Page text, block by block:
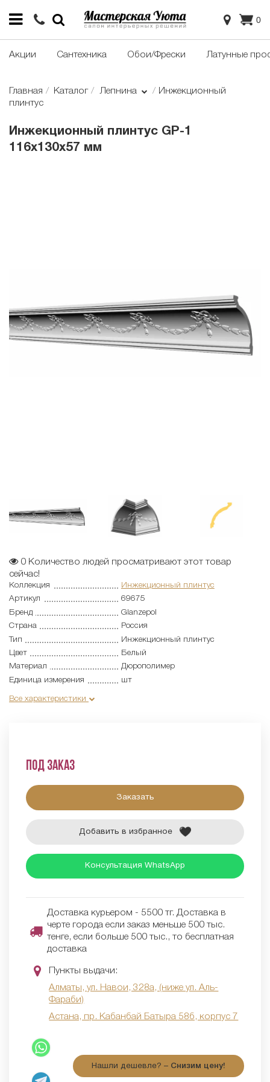
0
Акции Сантехника Обои/Фрески Латунные
Главная Каталог Лепнина
Инжекционный
плинтус
Инжекционный плинтус GP-1
116x130x57 мм
0 Количество людей просматривают этот товар
сейчас!
Коллекция
Инжекционный плинтус
Артикул
69675
Бренд
Glanzepol
Страна
Россия
Тип
Инжекционный плинтус
Цвет
Белый
Материал
Дюрополимер
Единица измерения
шт
Все характеристики
Под заказ
Заказать
Добавить в избранное
Консультация WhatsApp
Доставка курьером - 5500 тг. Доставка в
черте города если заказ меньше 500 тыс.
тенге, если больше 500 тыс., то бесплатная
доставка
Пункты выдачи:
Алматы, ул. Навои, 328а, (ниже ул. Аль-
Фараби)
Астана, пр. Кабанбай Батыра 58б, корпус 7
Нашли дешевле? – Снизим цену!